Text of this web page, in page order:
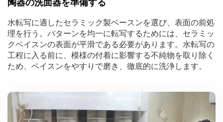
陶器の洗面器を準備する
水転写に適したセラミック製ベースンを選び、表面の前処
理を行う。パターンを均一に転写するためには、セラミッ
クベイスンの表面が平滑である必要があります。水転写の
工程に入る前に、模様の付着に影響する不純物を取り除く
ため、ベイスンをやすりで磨き、徹底的に洗浄します。